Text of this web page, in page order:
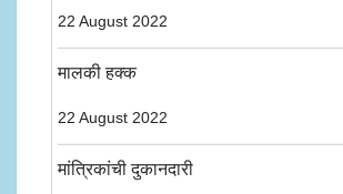
22 August 2022
मालकी हक्क
22 August 2022
मांत्रिकांची दुकानदारी